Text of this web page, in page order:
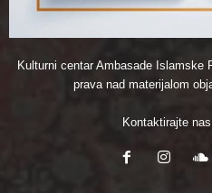
Kulturni centar Ambasade Islamske
prava nad materijalom
Kontaktirajte